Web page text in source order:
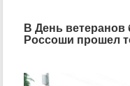
В День
Россоши прошел